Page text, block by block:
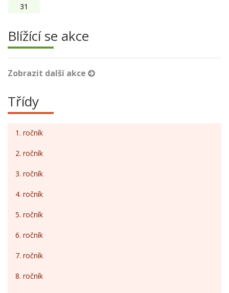
31
Blížící se akce
Zobrazit další akce
Třídy
1. ročník
2. ročník
3. ročník
4. ročník
5. ročník
6. ročník
7. ročník
8. ročník